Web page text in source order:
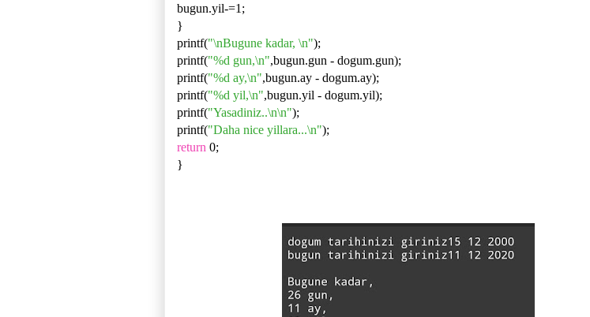
bugun.yil-=1;
}
printf("\nBugune kadar, \n");
printf("%d gun,\n",bugun.gun - dogum.gun);
printf("%d ay,\n",bugun.ay - dogum.ay);
printf("%d yil,\n",bugun.yil - dogum.yil);
printf("Yasadiniz..\n\n");
printf("Daha nice yillara...\n");
return 0;
}